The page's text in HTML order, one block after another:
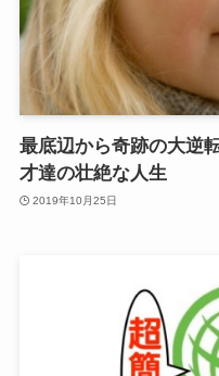
最底辺から奇跡の大逆
才達の壮絶な人生
2019年10月25日